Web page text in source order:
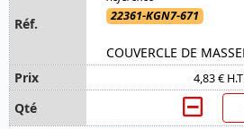
22361-KGN7-671
COUVERCLE DE
4,83 € H.T